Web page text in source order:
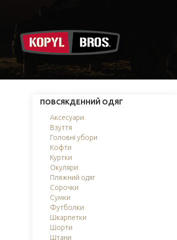
ПОВСЯКДЕННИЙ ОДЯГ
Аксесуари
Взуття
Головні убори
Кофти
Куртки
Окуляри
Пляжний одяг
Сорочки
Сумки
Футболки
Шкарпетки
Шорти
Штани